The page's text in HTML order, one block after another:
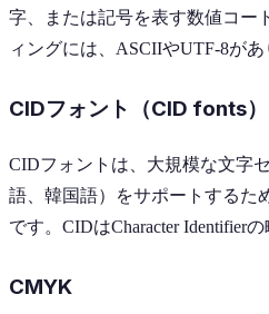
字、または記号を表す数値コー
ィングには、ASCIIやUTF-8があ
CIDフォント（CID fonts）
CIDフォントは、大規模な文字
語、韓国語）をサポートするた
です。CIDはCharacter Identifierの
CMYK